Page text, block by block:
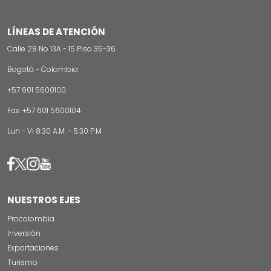
LÍNEAS DE ATENCIÓN
Calle 28 No 13A - 15 Piso 35-36
Bogotá - Colombia
+57 601 5600100
Fax: +57 601 5600104
Lun - Vi 8:30 A.M. - 5:30 P.M
Image
Image
ImageImage
NUESTROS EJES
Procolombia
Inversión
Exportaciones
Turismo